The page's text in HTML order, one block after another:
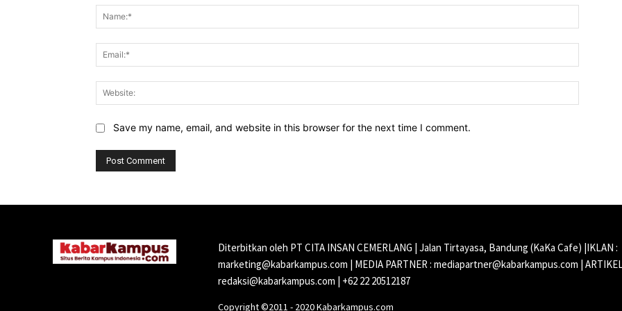
Save my name, email, and website in this browser for the next time I comment.
Diterbitkan oleh PT CITA INSAN CEMERLANG | Jalan Tirtayasa, Bandung (KaKa Cafe) |IKLAN :
marketing@kabarkampus.com | MEDIA PARTNER : mediapartner@kabarkampus.com |
redaksi@kabarkampus.com | +62 22 20512187
Copyright ©2011 - 2020 Kabarkampus.com